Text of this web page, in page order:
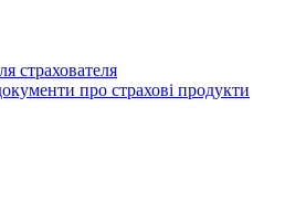
страхователя
про страхові продукти